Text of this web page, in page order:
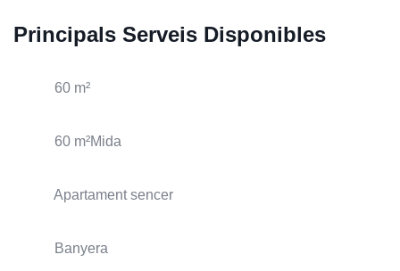
Principals Serveis Disponibles
60 m²
60 m²Mida
Apartament sencer
Banyera